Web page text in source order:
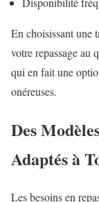
En choisissant une
votre repassage au
qui en fait une
onéreuses.
Des
Adaptés à
Les besoins en